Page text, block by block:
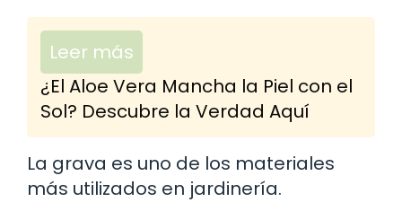
Leer más
¿El Aloe Vera Mancha la Piel con el
Sol? Descubre la Verdad Aquí
La grava es uno de los materiales
más utilizados en jardinería.